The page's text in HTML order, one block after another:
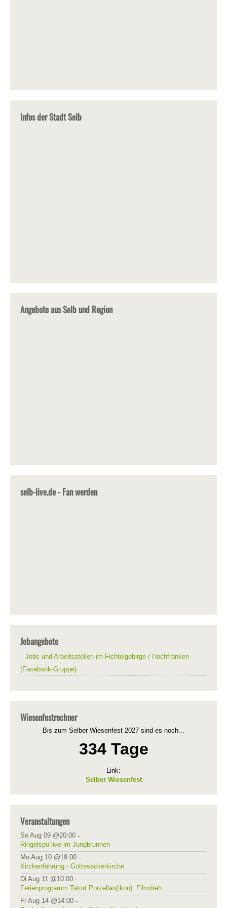
Infos der Stadt Selb
Angebote aus Selb und Region
selb-live.de - Fan werden
Jobangebote
Jobs und Arbeitsstellen im Fichtelgebirge / Hochfranken
(Facebook-Gruppe)
Wiesenfestrechner
Bis zum Selber Wiesenfest 2027 sind es noch...
334 Tage
Link:
Selber Wiesenfest
Veranstaltungen
So Aug 09 @20:00 -
Ringelspü live im Jungbrunnen
Mo Aug 10 @19:00 -
Kirchenführung - Gottesackerkirche
Di Aug 11 @10:00 -
Ferienprogramm Tatort Porzellan(ikon): Filmdreh
Fr Aug 14 @14:00 -